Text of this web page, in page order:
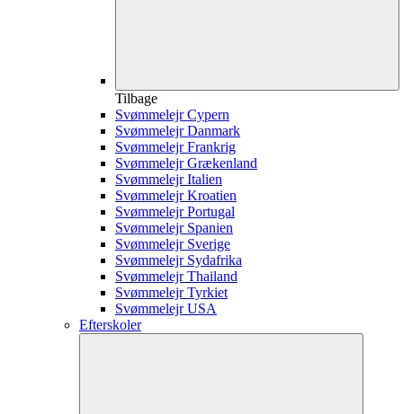
Tilbage
Svømmelejr Cypern
Svømmelejr Danmark
Svømmelejr Frankrig
Svømmelejr Grækenland
Svømmelejr Italien
Svømmelejr Kroatien
Svømmelejr Portugal
Svømmelejr Spanien
Svømmelejr Sverige
Svømmelejr Sydafrika
Svømmelejr Thailand
Svømmelejr Tyrkiet
Svømmelejr USA
Efterskoler